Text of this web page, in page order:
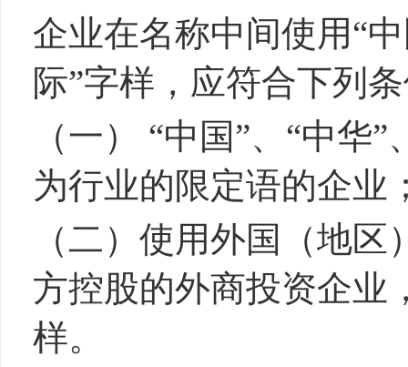
企业在名称中间使用“
际”字样，应符合下列
（一） “中国”、“中华
为行业的限定语的企业
（二）使用外国（地
方控股的外商投资企业
样。